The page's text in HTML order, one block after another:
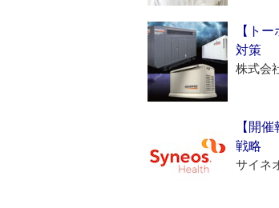
【ト
対策
株式会
【開
戦略
サイネ